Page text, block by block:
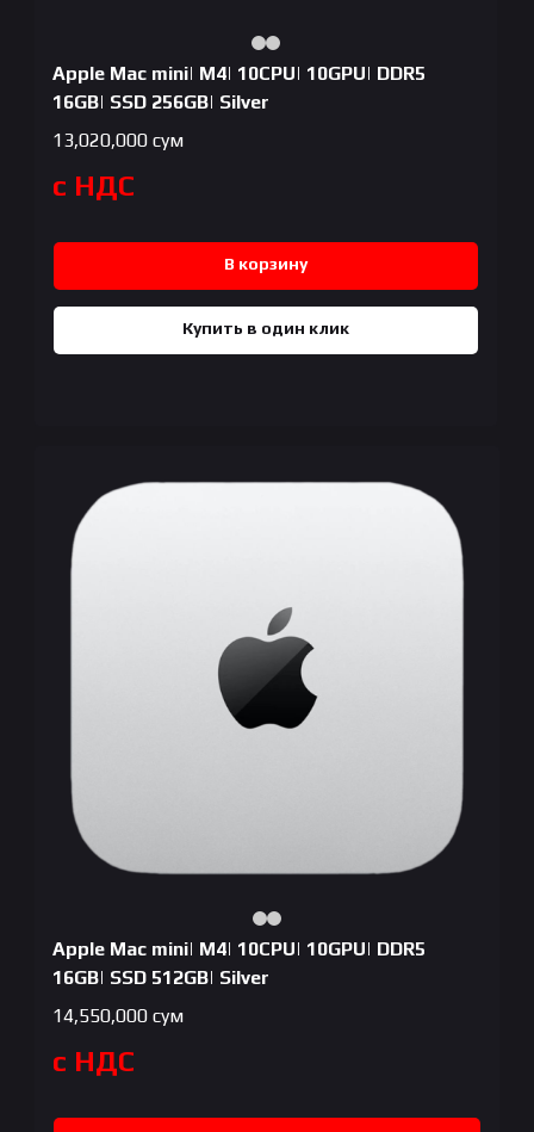
Apple Mac mini| M4| 10CPU| 10GPU| DDR5
16GB| SSD 256GB| Silver
13,020,000 сум
с НДС
В корзину
Купить в один клик
Apple Mac mini| M4| 10CPU| 10GPU| DDR5
16GB| SSD 512GB| Silver
14,550,000 сум
с НДС